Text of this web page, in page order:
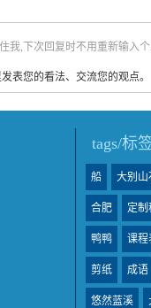
我,下次回复时不用重新输入
表您的看法、交流您的观点。
tags/标
船 大别山
合肥 定制
鸭鸭 课程
剪纸 成语
悠然蓝溪